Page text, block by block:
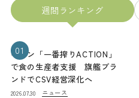
週間ランキング
01
キリン「一番搾りACTION」
で食の生産者支援 旗艦ブラ
ンドでCSV経営深化へ
2026.07.30 ニュース